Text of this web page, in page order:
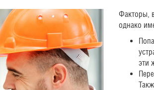
Факторы,
однако
эти